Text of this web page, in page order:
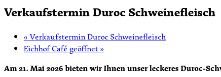
Verkaufstermin Duroc Schweinefleisch
« Verkaufstermin Duroc Schweinefleisch
Eichhof Café geöffnet»
Am 21. Mai 2026 bieten wir Ihnen unser leckeres Duroc-